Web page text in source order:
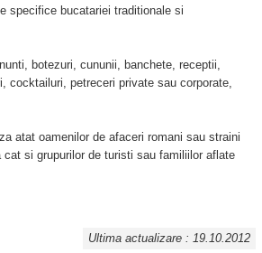
specifice bucatariei traditionale si
botezuri, cununii, banchete, receptii,
cocktailuri, petreceri private sau corporate,
atat oamenilor de afaceri romani sau straini
si grupurilor de turisti sau familiilor aflate
Ultima actualizare : 19.10.2012